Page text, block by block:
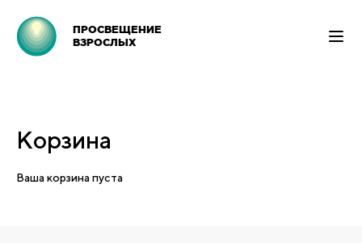
ПРОСВЕЩЕНИЕ
ВЗРОСЛЫХ
Корзина
Ваша корзина пуста